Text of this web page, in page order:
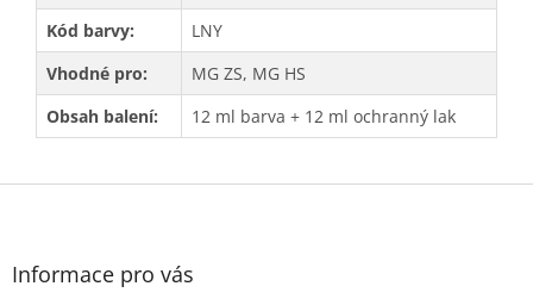
Kód barvy:
LNY
Vhodné pro:
MG ZS, MG HS
Obsah balení:
12 ml barva + 12 ml ochranný lak
Z
Informace pro vás